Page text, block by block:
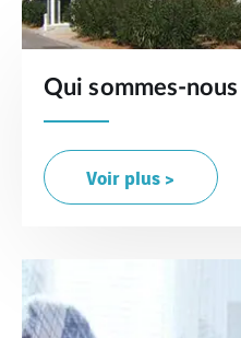
Qui sommes-nous
Voir plus >